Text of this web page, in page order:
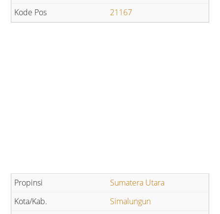
21167
Sumatera Utara
Simalungun